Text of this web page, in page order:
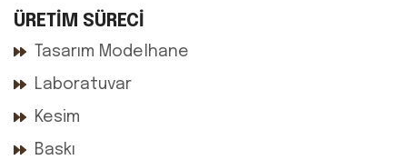
ÜRETİM SÜRECİ
Tasarım Modelhane
Laboratuvar
Kesim
Baskı